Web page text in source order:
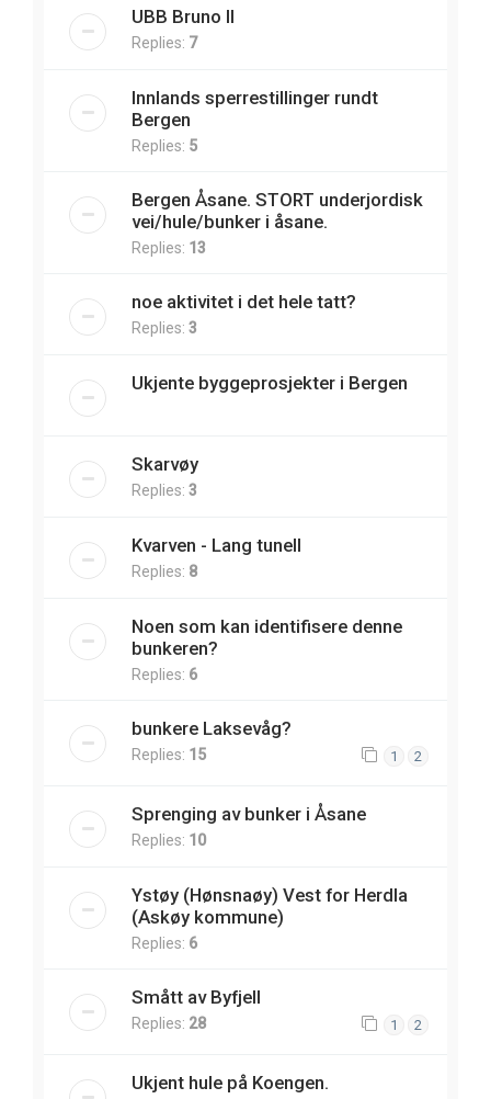
UBB Bruno II
Replies: 7
Innlands sperrestillinger rundt
Bergen
Replies: 5
Bergen Åsane. STORT underjordisk
vei/hule/bunker i åsane.
Replies: 13
noe aktivitet i det hele tatt?
Replies: 3
Ukjente byggeprosjekter i Bergen
Skarvøy
Replies: 3
Kvarven - Lang tunell
Replies: 8
Noen som kan identifisere denne
bunkeren?
Replies: 6
bunkere Laksevåg?
Replies: 15 1 2
Sprenging av bunker i Åsane
Replies: 10
Ystøy (Hønsnaøy) Vest for Herdla
(Askøy kommune)
Replies: 6
Smått av Byfjell
Replies: 28 1 2
Ukjent hule på Koengen.